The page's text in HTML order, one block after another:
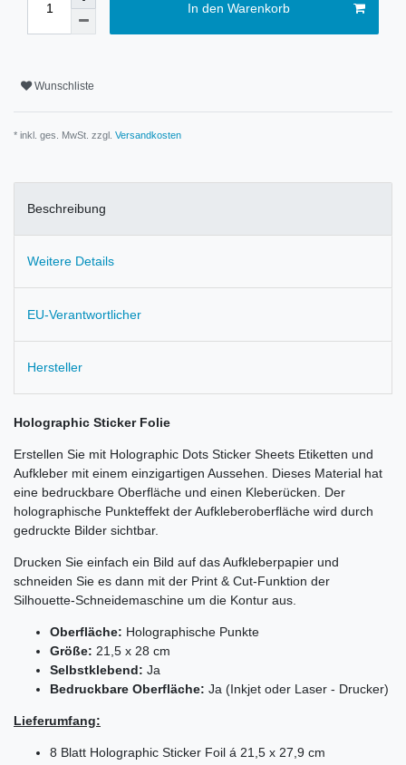
In den Warenkorb
Wunschliste
* inkl. ges. MwSt. zzgl. Versandkosten
Beschreibung
Weitere Details
EU-Verantwortlicher
Hersteller
Holographic Sticker Folie
Erstellen Sie mit Holographic Dots Sticker Sheets Etiketten und
Aufkleber mit einem einzigartigen Aussehen. Dieses Material hat
eine bedruckbare Oberfläche und einen Kleberücken. Der
holographische Punkteffekt der Aufkleberoberfläche wird durch
gedruckte Bilder sichtbar.
Drucken Sie einfach ein Bild auf das Aufkleberpapier und
schneiden Sie es dann mit der Print & Cut-Funktion der
Silhouette-Schneidemaschine um die Kontur aus.
Oberfläche: Holographische Punkte
Größe: 21,5 x 28 cm
Selbstklebend: Ja
Bedruckbare Oberfläche: Ja (Inkjet oder Laser - Drucker)
Lieferumfang:
8 Blatt Holographic Sticker Foil á 21,5 x 27,9 cm